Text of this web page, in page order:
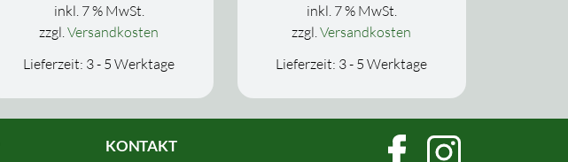
inkl. 7 % MwSt.
zzgl. Versandkosten
Lieferzeit: 3 - 5 Werktage
inkl. 7 % MwSt.
zzgl. Versandkosten
Lieferzeit: 3 - 5 Werktage
KONTAKT